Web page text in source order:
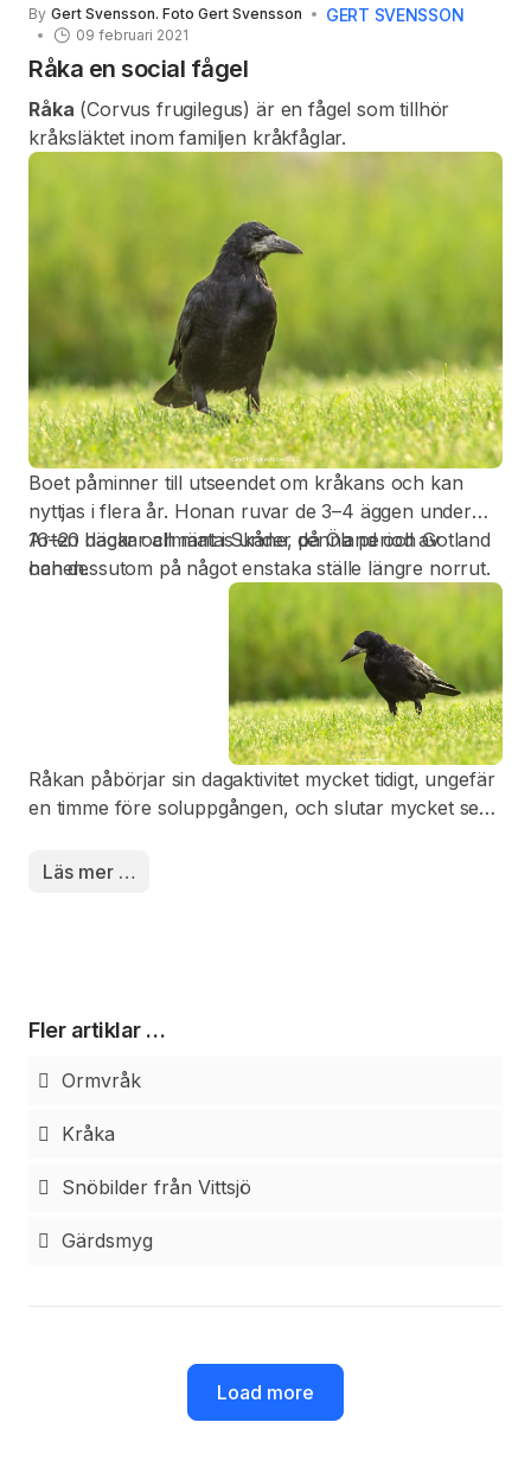
revirhävdande och försvarar reviret gentemot andra
flockar.
By Gert Svensson. Foto Gert Svensson GERT SVENSSON
09 februari 2021
Råka en social fågel
Råka (Corvus frugilegus) är en fågel som tillhör
kråksläktet inom familjen kråkfåglar.
Boet påminner till utseendet om kråkans och kan
nyttjas i flera år. Honan ruvar de 3–4 äggen under
16–20 dagar och matas under denna period av
hanen.
Arten häckar allmänt i Skåne, på Öland och Gotland
och dessutom på något enstaka ställe längre norrut.
Råkan påbörjar sin dagaktivitet mycket tidigt, ungefär
en timme före soluppgången, och slutar mycket sent.
förfogande för födosök.
Läs mer …
Fler artiklar …
Ormvråk
Kråka
Snöbilder från Vittsjö
Gärdsmyg
Load more